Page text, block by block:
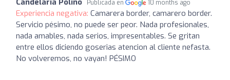
Candelaria Polino Publicada en 10 months ago
Experiencia negativa: Camarera border, camarero border.
Servicio pésimo, no puede ser peor. Nada profesionales,
nada amables, nada serios, impresentables. Se gritan
entre ellos diciendo goserias atencion al cliente nefasta.
No volveremos, no vayan! PÉSIMO